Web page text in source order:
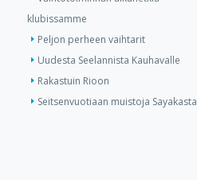
klubissamme
Peljon perheen vaihtarit
Uudesta Seelannista Kauhavalle
Rakastuin Rioon
Seitsenvuotiaan muistoja Sayakasta